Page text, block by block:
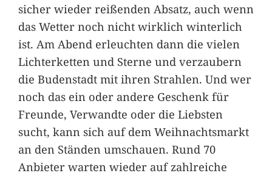
sicher wieder reißenden Absatz, auch wenn
das Wetter noch nicht wirklich winterlich
ist. Am Abend erleuchten dann die vielen
Lichterketten und Sterne und verzaubern
die Budenstadt mit ihren Strahlen. Und wer
noch das ein oder andere Geschenk für
Freunde, Verwandte oder die Liebsten
sucht, kann sich auf dem Weihnachtsmarkt
an den Ständen umschauen. Rund 70
Anbieter warten wieder auf zahlreiche